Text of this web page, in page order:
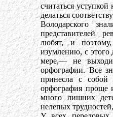
считаться
делаться
Володарского
представителей
любят, и
изумлению, с
мере,— не
орфографии. Все
принесла с собой
орфография проще
много лишних
нелепых